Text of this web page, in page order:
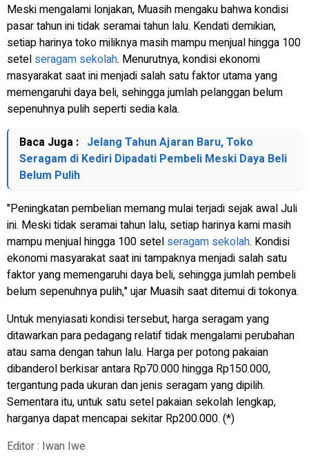
Meski mengalami lonjakan, Muasih mengaku bahwa kondisi
pasar tahun ini tidak seramai tahun lalu. Kendati demikian,
setiap harinya toko miliknya masih mampu menjual hingga 100
setel seragam sekolah. Menurutnya, kondisi ekonomi
masyarakat saat ini menjadi salah satu faktor utama yang
memengaruhi daya beli, sehingga jumlah pelanggan belum
sepenuhnya pulih seperti sedia kala.
Baca Juga : Jelang Tahun Ajaran Baru, Toko
Seragam di Kediri Dipadati Pembeli Meski Daya Beli
Belum Pulih
"Peningkatan pembelian memang mulai terjadi sejak awal Juli
ini. Meski tidak seramai tahun lalu, setiap harinya kami masih
mampu menjual hingga 100 setel seragam sekolah. Kondisi
ekonomi masyarakat saat ini tampaknya menjadi salah satu
faktor yang memengaruhi daya beli, sehingga jumlah pembeli
belum sepenuhnya pulih," ujar Muasih saat ditemui di tokonya.
Untuk menyiasati kondisi tersebut, harga seragam yang
ditawarkan para pedagang relatif tidak mengalami perubahan
atau sama dengan tahun lalu. Harga per potong pakaian
dibanderol berkisar antara Rp70.000 hingga Rp150.000,
tergantung pada ukuran dan jenis seragam yang dipilih.
Sementara itu, untuk satu setel pakaian sekolah lengkap,
harganya dapat mencapai sekitar Rp200.000. (*)
Editor : Iwan Iwe